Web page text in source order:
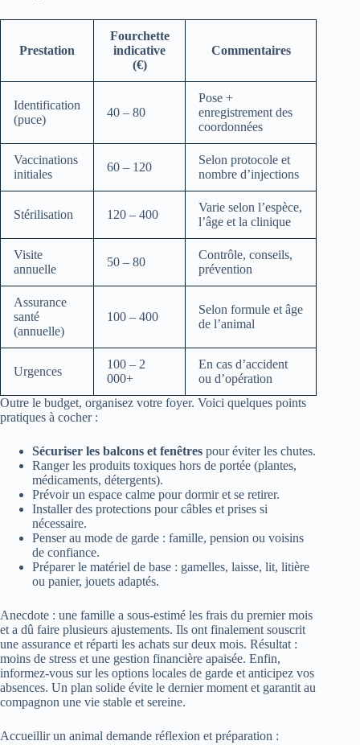
Prestation
Fourchette
indicative
(€)
Commentaires
Identification
(puce)
40 – 80
Pose +
enregistrement des
coordonnées
Vaccinations
initiales
60 – 120
Selon protocole et
nombre d’injections
Stérilisation 120 – 400
Varie selon l’espèce,
l’âge et la clinique
Visite
annuelle
50 – 80
Contrôle, conseils,
prévention
Assurance
santé
(annuelle)
100 – 400
Selon formule et âge
de l’animal
Urgences
100 – 2
000+
En cas d’accident
ou d’opération
Outre le budget, organisez votre foyer. Voici quelques points
pratiques à cocher :
Sécuriser les balcons et fenêtres pour éviter les chutes.
Ranger les produits toxiques hors de portée (plantes,
médicaments, détergents).
Prévoir un espace calme pour dormir et se retirer.
Installer des protections pour câbles et prises si
nécessaire.
Penser au mode de garde : famille, pension ou voisins
de confiance.
Préparer le matériel de base : gamelles, laisse, lit, litière
ou panier, jouets adaptés.
Anecdote : une famille a sous-estimé les frais du premier mois
et a dû faire plusieurs ajustements. Ils ont finalement souscrit
une assurance et réparti les achats sur deux mois. Résultat :
moins de stress et une gestion financière apaisée. Enfin,
informez-vous sur les options locales de garde et anticipez vos
absences. Un plan solide évite le dernier moment et garantit au
compagnon une vie stable et sereine.
Accueillir un animal demande réflexion et préparation :